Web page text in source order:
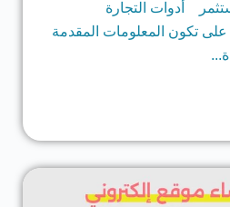
أدوات التجارة
على تكون المعلومات المقدمة